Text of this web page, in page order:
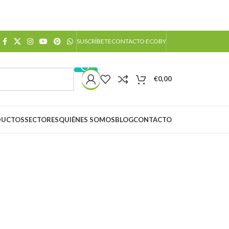
SUSCRÍBETECONTACTO ECOBY
€0,00
SECTORESQUIÉNES SOMOSBLOGCONTACTO